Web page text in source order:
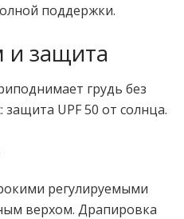
поддержки.
защита
грудь без
UPF 50 от солнца.
регулируемыми
верхом. Драпировка